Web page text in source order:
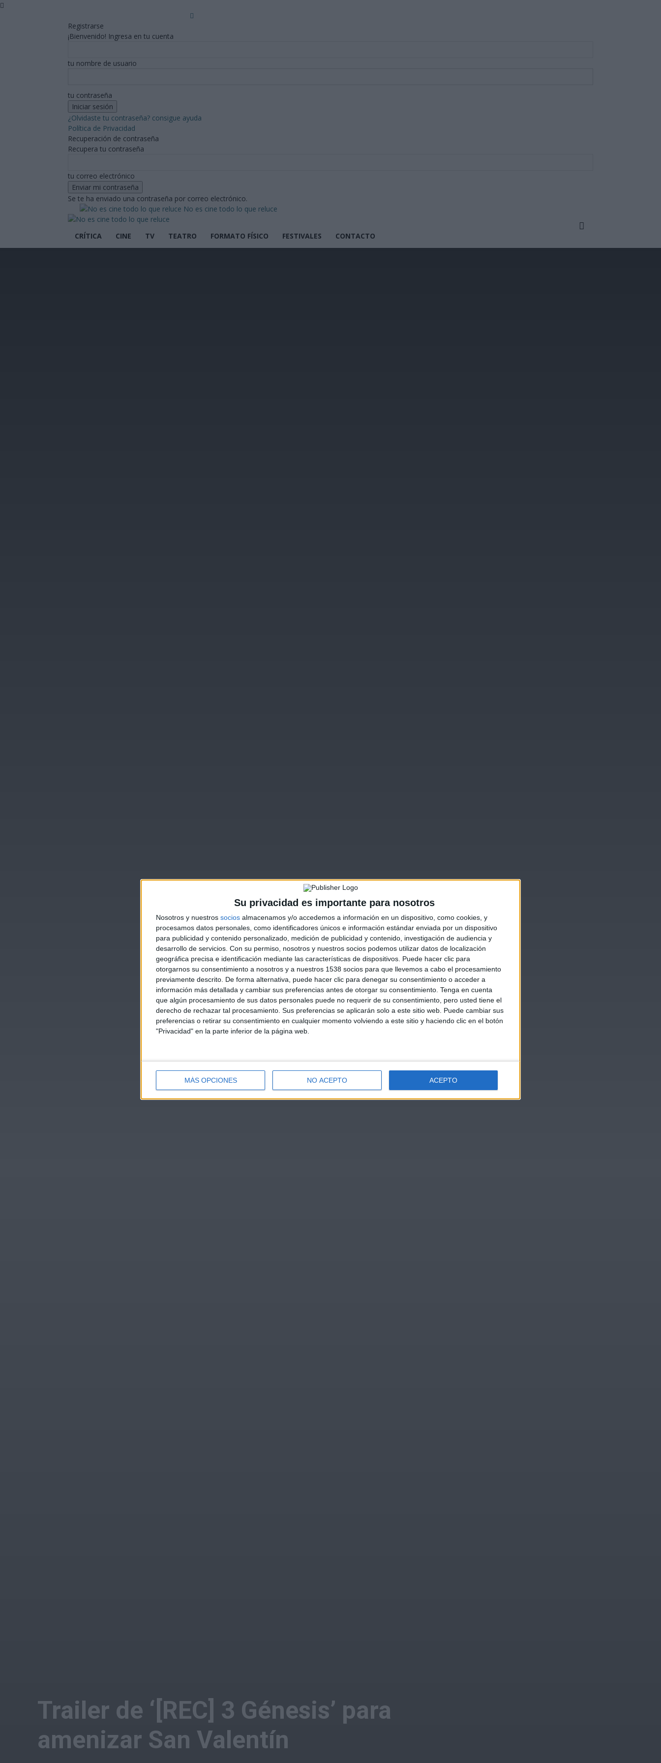
Su privacidad es importante para nosotros
Nosotros y nuestros socios almacenamos y/o accedemos a información en un dispositivo, como cookies, y
procesamos datos personales, como identificadores únicos e información estándar enviada por un dispositivo
para publicidad y contenido personalizado, medición de publicidad y contenido, investigación de audiencia y
desarrollo de servicios. Con su permiso, nosotros y nuestros socios podemos utilizar datos de localización
geográfica precisa e identificación mediante las características de dispositivos. Puede hacer clic para
otorgarnos su consentimiento a nosotros y a nuestros 1538 socios para que llevemos a cabo el procesamiento
previamente descrito. De forma alternativa, puede hacer clic para denegar su consentimiento o acceder a
información más detallada y cambiar sus preferencias antes de otorgar su consentimiento. Tenga en cuenta
que algún procesamiento de sus datos personales puede no requerir de su consentimiento, pero usted tiene el
derecho de rechazar tal procesamiento. Sus preferencias se aplicarán solo a este sitio web. Puede cambiar sus
preferencias o retirar su consentimiento en cualquier momento volviendo a este sitio y haciendo clic en el botón
"Privacidad" en la parte inferior de la página web.
MÁS OPCIONES NO ACEPTO ACEPTO
Registrarse
¡Bienvenido! Ingresa en tu cuenta
tu nombre de usuario
tu contraseña
¿Olvidaste tu contraseña? consigue ayuda
Política de Privacidad
Recuperación de contraseña
Recupera tu contraseña
tu correo electrónico
Se te ha enviado una contraseña por correo electrónico.
No es cine todo lo que reluce
CRÍTICA CINE TV TEATRO FORMATO FÍSICO FESTIVALES CONTACTO
Trailer de ‘[REC] 3 Génesis’ para
amenizar San Valentín